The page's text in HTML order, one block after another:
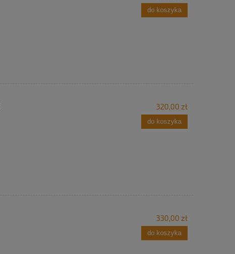
do koszyka
320,00 zł
do koszyka
330,00 zł
do koszyka